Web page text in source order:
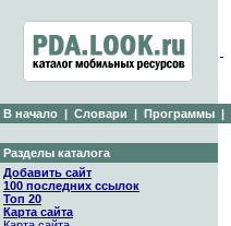
В начало | Словари | Программы |
Разделы каталога
Добавить сайт
100 последних ссылок
Топ 20
Карта сайта